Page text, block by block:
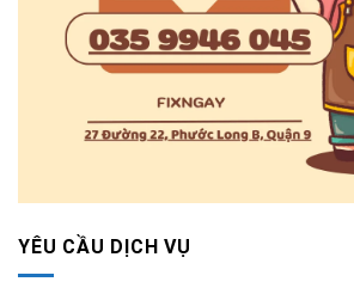
YÊU CẦU DỊCH VỤ